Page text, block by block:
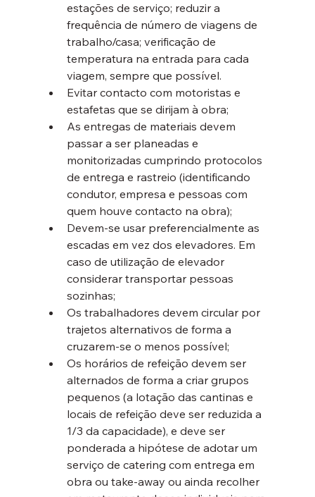
estações de serviço; reduzir a
frequência de número de viagens de
trabalho/casa; verificação de
temperatura na entrada para cada
viagem, sempre que possível.
Evitar contacto com motoristas e
estafetas que se dirijam à obra;
As entregas de materiais devem
passar a ser planeadas e
monitorizadas cumprindo protocolos
de entrega e rastreio (identificando
condutor, empresa e pessoas com
quem houve contacto na obra);
Devem-se usar preferencialmente as
escadas em vez dos elevadores. Em
caso de utilização de elevador
considerar transportar pessoas
sozinhas;
Os trabalhadores devem circular por
trajetos alternativos de forma a
cruzarem-se o menos possível;
Os horários de refeição devem ser
alternados de forma a criar grupos
pequenos (a lotação das cantinas e
locais de refeição deve ser reduzida a
1/3 da capacidade), e deve ser
ponderada a hipótese de adotar um
serviço de catering com entrega em
obra ou take-away ou ainda recolher